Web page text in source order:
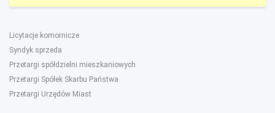
Licytacje komornicze
Syndyk sprzeda
Przetargi spółdzielni mieszkaniowych
Przetargi Spółek Skarbu Państwa
Przetargi Urzędów Miast